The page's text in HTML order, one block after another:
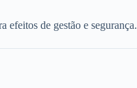
efeitos de gestão e segurança.